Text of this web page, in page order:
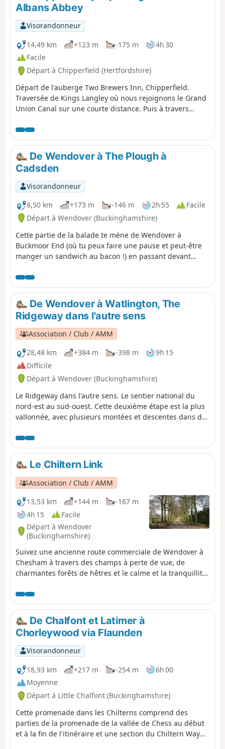
Albans Abbey
Visorandonneur
14,49 km
+123 m -175 m
4h 30
Facile
Départ à Chipperfield (Hertfordshire)
Départ de l'auberge Two Brewers Inn, Chipperfield.
Traversée de Kings Langley où nous rejoignons le Grand
Union Canal sur une courte distance. Puis à travers
du mur romain dans Verulamium Park et de passer
devant la cathédrale de St Albans pour finir à la gare de
St Albans Abbey.
De Wendover à The Plough à
Cadsden
Visorandonneur
8,50 km
+173 m -146 m 2h 55
Facile
Départ à Wendover (Buckinghamshire)
Cette partie de la balade te mène de Wendover à
Buckmoor End (où tu peux faire une pause et peut-être
manger un sandwich au bacon !) en passant devant
Plough à Cadsden.
De Wendover à Watlington, The
Ridgeway dans l'autre sens
Association / Club / AMM
28,48 km
+384 m -398 m
9h 15
Difficile
Départ à Wendover (Buckinghamshire)
Le Ridgeway dans l'autre sens. Le sentier national du
nord-est au sud-ouest. Cette deuxième étape est la plus
vallonnée, avec plusieurs montées et descentes dans des
L'itinéraire grimpe Coombe Hill, passe par le fort de
Pulpit Hill et Lodge Hill. Il contourne Bledlow Great Wood
près de Chinnor pour longer une voie ferrée désaffectée
et passer sous la M40. Il longe le bord inférieur de
l'escarpement des Chilterns et passe Watlington Hill.
Le Chiltern Link
Association / Club / AMM
13,53 km
+144 m
-167 m
4h 15
Facile
Départ à Wendover
(Buckinghamshire)
Suivez une ancienne route commerciale de Wendover à
Chesham à travers des champs à perte de vue, de
charmantes forêts de hêtres et le calme et la tranquillité
» est bien balisé et indiqué sur les cartes. Grâce au
programme « Donate-a-Gate » de la Chiltern Society,
vous pouvez profiter de votre promenade sans avoir à
enjamber d’échaliers.
De Chalfont et Latimer à
Chorleywood via Flaunden
Visorandonneur
18,93 km
+217 m -254 m
6h 00
Moyenne
Départ à Little Chalfont (Buckinghamshire)
Cette promenade dans les Chilterns comprend des
parties de la promenade de la vallée de Chess au début
et à la fin de l'itinéraire et une section du Chiltern Way